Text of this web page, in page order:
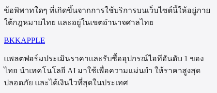
ข้อพิพาทใดๆ ที่เกิดขึ้นจากการใช้บริการบนเว็บไซต์นี้ให้อยู่ภาย
ใต้กฎหมายไทย และอยู่ในเขตอำนาจศาลไทย
BKKAPPLE
แพลตฟอร์มประเมินราคาและรับซื้ออุปกรณ์ไอทีอันดับ 1 ของ
ไทย นำเทคโนโลยี AI มาใช้เพื่อความแม่นยำ ให้ราคาสูงสุด
ปลอดภัย และได้เงินไวที่สุดในประเทศ